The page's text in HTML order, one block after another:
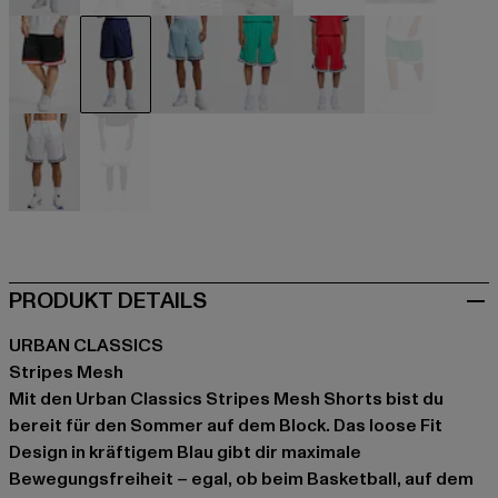
beige beige schwarz schwarz schwarz
schwarz
PRODUKT DETAILS
URBAN CLASSICS
Stripes Mesh
Mit den Urban Classics Stripes Mesh Shorts bist du
bereit für den Sommer auf dem Block. Das loose Fit
Design in kräftigem Blau gibt dir maximale
Bewegungsfreiheit – egal, ob beim Basketball, auf dem